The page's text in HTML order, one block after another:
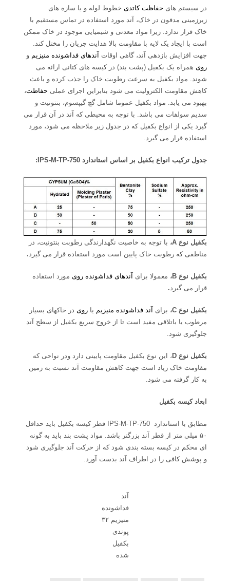
در سیستم های حفاظت کاتدی خطوط لوله و یا سازه های
زیرزمینی مدفون در خاک، آند مورد استفاده در تماس مستقیم با
خاک قرار ندارد. زیرا مواد معدنی و شیمیایی موجود در خاک ممکن
است با ایجاد یک لایه با مقاومت بالا هدایت جریان را مختل کند.
جهت افزایش بازدهی آند، گاهی اوقات آندهای فداشونده منیزیم و
روی همراه یک بکفیل (پشت بند) در کیسه های کتانی ارائه می
شوند. مواد بکفیل به سرعت رطوبت خاک را جذب کرده و باعث
کاهش مقاومت الکترولیت می شود بنابراین اجرای عملی حفاظت،
بهبود می یابد. مواد بکفیل عموما شامل گچ گیپسوم، بنتونیت و
سدیم سولفات می باشد. با توجه به محیطی که آند در آن قرار می
گیرد یکی از انواع بکفیل که در جدول زیر ملاحظه می شود، مورد
استفاده قرار می گیرد.
جدول ترکیب انواع بکفیل بر اساس استاندارد IPS-M-TP-750:
بکفیل نوع A، با توجه به خاصیت نگهدارندگی رطوبت بنتونیت، در
مناطقی که رطوبت خاک پایین است مورد استفاده قرار می گیرد .
بکفیل نوع B، معمولا برای آندهای فداشونده روی مورد استفاده
قرار می گیرد .
بکفیل نوع C، برای آند فداشونده منیزیم یا روی در خاکهای بسیار
مرطوب یا باتلاقی مفید است تا از خروج سریع بکفیل از سطح آند
جلوگیری شود.
بکفیل نوع D، این نوع بکفیل مقاومت پایینی دارد ودر نواحی که
مقاومت خاک زیاد است جهت کاهش مقاومت آند نسبت به زمین
به کار گرفته می شود.
ابعاد کیسه بکفیل
مطابق با استاندارد IPS-M-TP-750 قطر کیسه بکفیل باید حداقل
۵۰ میلی متر از قطر آند بزرگتر باشد. مواد پشت بند باید به گونه
ای محکم در کیسه بسته بندی شود که از حرکت آند جلوگیری شود
و پوشش کافی را در اطراف آند بدست آورد.
آند
فداشونده
منیزیم ۳۲
پوندی
بکفیل
شده